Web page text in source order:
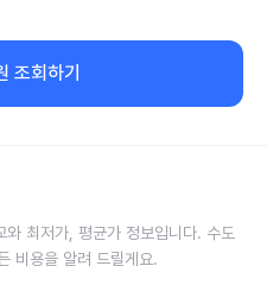
조회하기
최저가, 평균가 정보입니다. 수도
비용을 알려 드릴게요.